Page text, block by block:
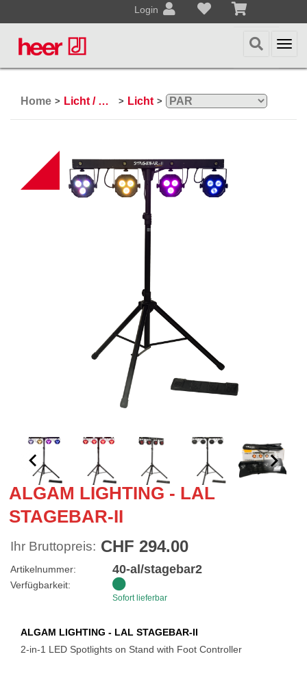
Login
Home > Licht / Effekte > Licht >
ALGAM LIGHTING - LAL
STAGEBAR-II
Ihr Bruttopreis: CHF 294.00
Artikelnummer: 40-al/stagebar2
Verfügbarkeit:
Sofort lieferbar
ALGAM LIGHTING - LAL STAGEBAR-II
2-in-1 LED Spotlights on Stand with Foot Controller